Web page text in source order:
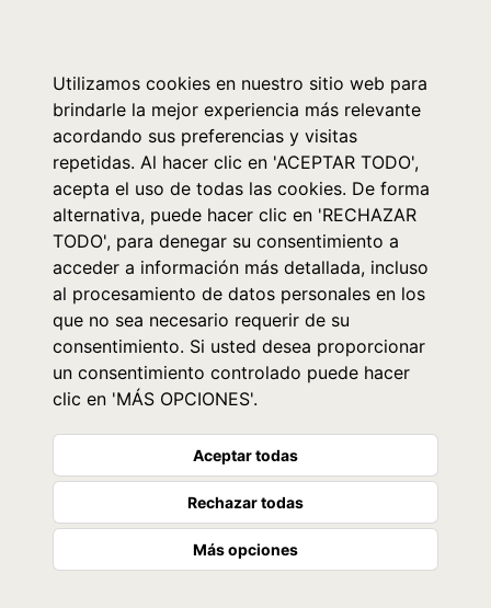
Utilizamos cookies en nuestro sitio web para
brindarle la mejor experiencia más relevante
acordando sus preferencias y visitas
repetidas. Al hacer clic en 'ACEPTAR TODO',
acepta el uso de todas las cookies. De forma
alternativa, puede hacer clic en 'RECHAZAR
TODO', para denegar su consentimiento a
acceder a información más detallada, incluso
al procesamiento de datos personales en los
que no sea necesario requerir de su
consentimiento. Si usted desea proporcionar
un consentimiento controlado puede hacer
clic en 'MÁS OPCIONES'.
Aceptar todas
Rechazar todas
Más opciones